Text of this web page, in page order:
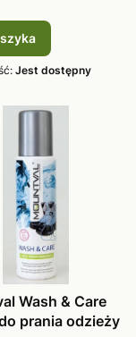
Jest dostępny
Wash & Care
prania odzieży